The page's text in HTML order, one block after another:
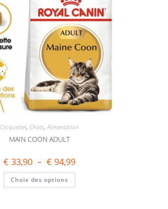
Croquettes, Chats,Alimentation
MAIN COON ADULT
€ 33,90 – € 94,99
Choix des options